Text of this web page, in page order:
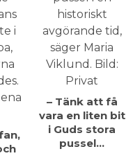
– Tänk att få
vara en liten bit
i Guds stora
pussel…